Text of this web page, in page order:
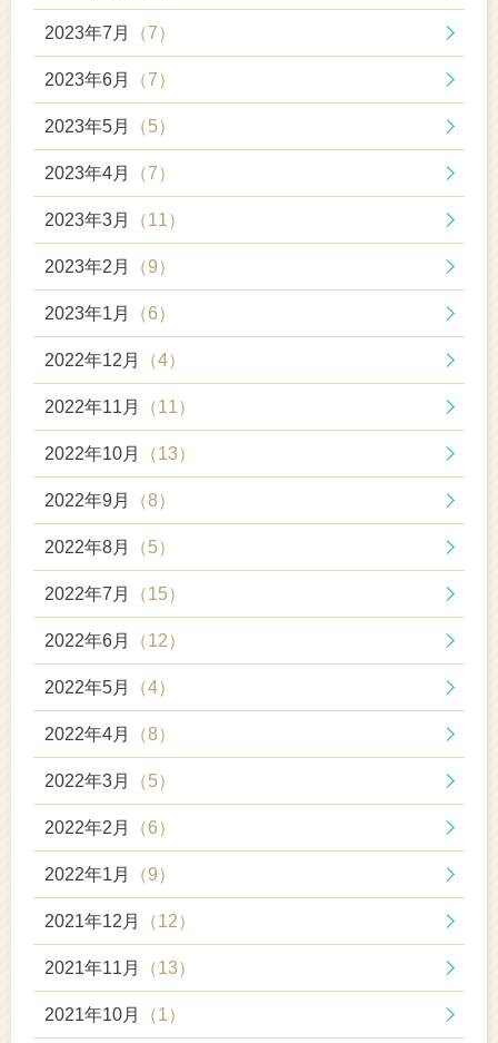
2023年7月 （7）
2023年6月 （7）
2023年5月 （5）
2023年4月 （7）
2023年3月 （11）
2023年2月 （9）
2023年1月 （6）
2022年12月 （4）
2022年11月 （11）
2022年10月 （13）
2022年9月 （8）
2022年8月 （5）
2022年7月 （15）
2022年6月 （12）
2022年5月 （4）
2022年4月 （8）
2022年3月 （5）
2022年2月 （6）
2022年1月 （9）
2021年12月 （12）
2021年11月 （13）
2021年10月 （1）